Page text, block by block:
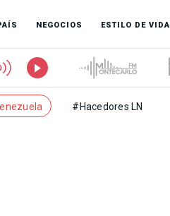
NEGOCIOS ESTILO DE VIDA
#Hacedores LN